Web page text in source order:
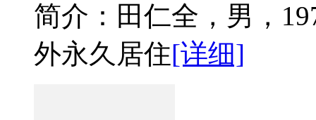
简介：田仁全，男，
外永久居住[详细]